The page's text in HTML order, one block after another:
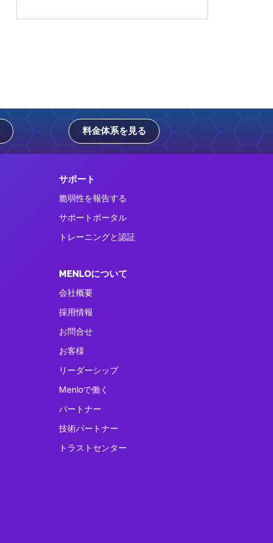
料金体系を見る
サポート
脆弱性を報告する
サポートポータル
トレーニングと認証
MENLOについて
会社概要
採用情報
お問合せ
お客様
リーダーシップ
Menloで働く
パートナー
技術パートナー
トラストセンター